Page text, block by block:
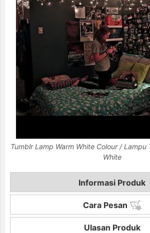
Tumblr Lamp Warm White Colour / Lampu
White
Informasi Produk
Cara Pesan
Ulasan Produk